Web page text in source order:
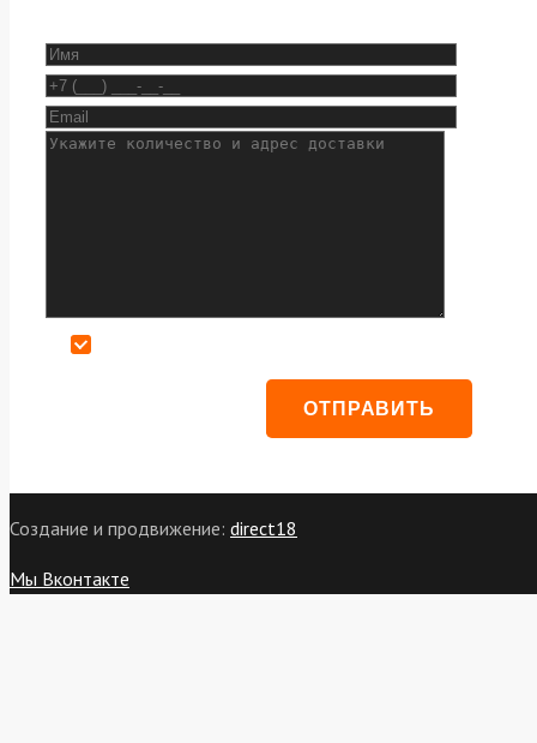
Создание и продвижение: direct18
Мы Вконтакте